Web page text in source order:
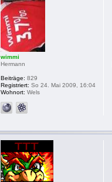
wimmi
Hermann
Beiträge: 829
Registriert: So 24. Mai 2009, 16:04
Wohnort: Wels